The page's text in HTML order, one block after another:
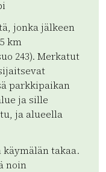
jonka jälkeen
km
243). Merkatut
parkkipaikan
ja sille
ja alueella
takaa.
noin